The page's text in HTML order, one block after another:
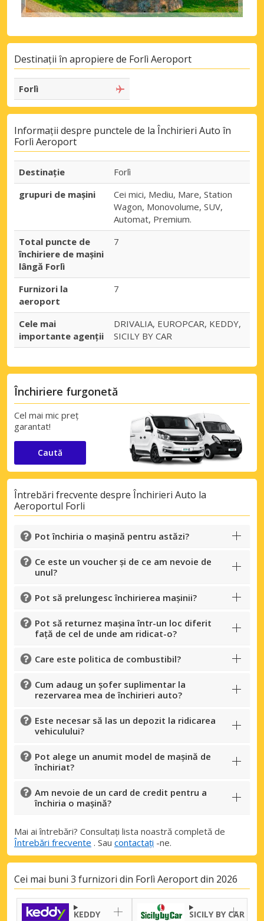
Destinații în apropiere de Forlì Aeroport
Forlì
Informații despre punctele de la Închirieri Auto în
Forlì Aeroport
Destinaţie
Forlì
grupuri de mașini
Cei mici, Mediu, Mare, Station
Wagon, Monovolume, SUV,
Automat, Premium.
Total puncte de
închiriere de mașini
lângă Forlì
7
Furnizori la
aeroport
7
Cele mai
importante agenții
DRIVALIA, EUROPCAR, KEDDY,
SICILY BY CAR
Închiriere furgonetă
Cel mai mic preț
garantat!
Caută
Întrebări frecvente despre Închirieri Auto la
Aeroportul Forli
Pot închiria o mașină pentru astăzi?
Ce este un voucher și de ce am nevoie de
unul?
Pot să prelungesc închirierea mașinii?
Pot să returnez mașina într-un loc diferit
față de cel de unde am ridicat-o?
Care este politica de combustibil?
Cum adaug un șofer suplimentar la
rezervarea mea de închirieri auto?
Este necesar să las un depozit la ridicarea
vehiculului?
Pot alege un anumit model de mașină de
închiriat?
Am nevoie de un card de credit pentru a
închiria o mașină?
Mai ai întrebări? Consultați lista noastră completă de
Întrebări frecvente . Sau contactați -ne.
Cei mai buni 3 furnizori din Forlì Aeroport din 2026
KEDDY SICILY BY CAR